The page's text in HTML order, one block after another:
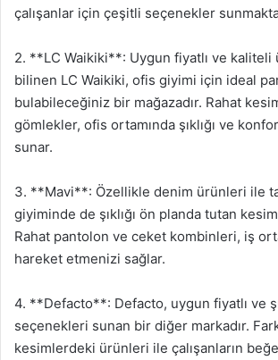
çalışanlar için çeşitli seçenekler
2. **LC Waikiki**: Uygun fiyatlı ve kaliteli
bilinen LC Waikiki, ofis giyimi için ideal
bulabileceğiniz bir mağazadır. Rahat
gömlekler, ofis ortamında şıklığı ve
sunar.
3. **Mavi**: Özellikle denim ürünleri ile
giyiminde de şıklığı ön planda tutan
Rahat pantolon ve ceket kombinleri, iş
hareket etmenizi sağlar.
4. **Defacto**: Defacto, uygun fiyatlı ve
seçenekleri sunan bir diğer markadır.
kesimlerdeki ürünleri ile çalışanların